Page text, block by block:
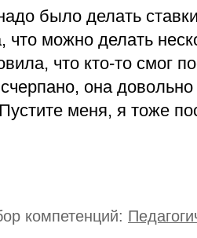
было делать
что можно делать
что кто-то смог
она
меня, я тоже
компетенций: